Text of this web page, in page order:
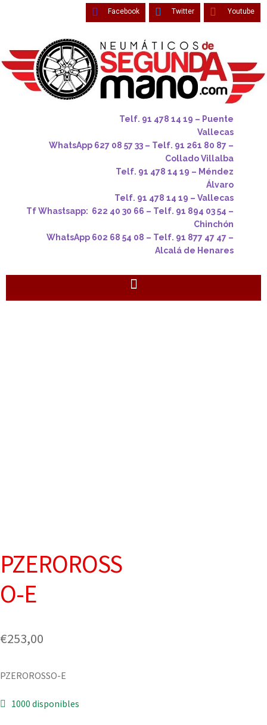
Facebook Twitter Youtube
Telf. 91 478 14 19 – Puente
Vallecas
WhatsApp 627 08 57 33 – Telf. 91 261 80 87 –
Collado Villalba
Telf. 91 478 14 19 – Méndez
Álvaro
Telf. 91 478 14 19 – Vallecas
Tf Whastsapp: 622 40 30 66 – Telf. 91 894 03 54 –
Chinchón
WhatsApp 602 68 54 08 – Telf. 91 877 47 47 –
Alcalá de Henares
PZEROROSS
O-E
€253,00
PZEROROSSO-E
1000 disponibles